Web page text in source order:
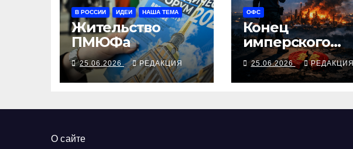
В РОССИИ ИДЕИ НАША ТЕМА
Жительство
ПМЮФа
25.06.2026 РЕДАКЦИЯ
ОФС
Конец
имперского
мифа о
«славянском
братстве»
25.06.2026 РЕДАКЦИЯ
О сайте